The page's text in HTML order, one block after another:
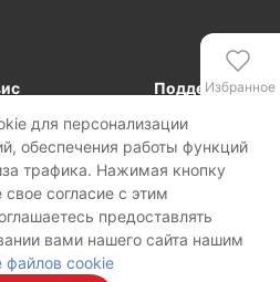
для персонализации
обеспечения работы функций
трафика. Нажимая кнопку
согласие с этим
предоставлять
вами нашего сайта нашим
файлов cookie
Избранное
Сравнение
центры
политика
Поддержка
Для сотрудников
Для партнеров
Личный кабинет
Limited. Все права защищены
персональных данных